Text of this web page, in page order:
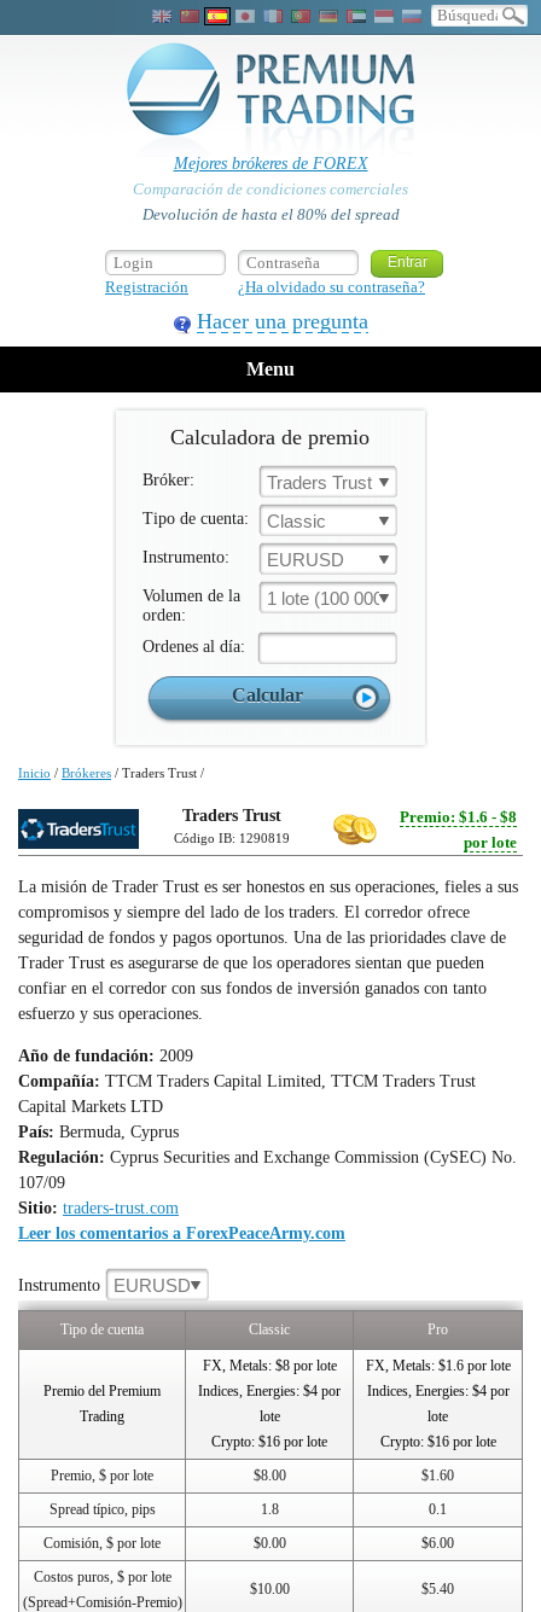
Mejores brókeres de FOREX
Comparación de condiciones comerciales
Devolución de hasta el 80% del spread
Registración ¿Ha olvidado su contraseña?
Hacer una pregunta
Menu
Calculadora de premio
Bróker: Traders Trust
Tipo de cuenta: Classic
Instrumento: EURUSD
Volumen de la
orden:
1 lote (100 000 un.)
Ordenes al día:
Inicio / Brókeres / Traders Trust /
Traders Trust
Código IB: 1290819
Premio: $1.6 - $8
por lote
La misión de Trader Trust es ser honestos en sus operaciones, fieles a sus
compromisos y siempre del lado de los traders. El corredor ofrece
seguridad de fondos y pagos oportunos. Una de las prioridades clave de
Trader Trust es asegurarse de que los operadores sientan que pueden
confiar en el corredor con sus fondos de inversión ganados con tanto
esfuerzo y sus operaciones.
Año de fundación: 2009
Compañía: TTCM Traders Capital Limited, TTCM Traders Trust
Capital Markets LTD
País: Bermuda, Cyprus
Regulación: Cyprus Securities and Exchange Commission (CySEC) No.
107/09
Sitio: traders-trust.com
Leer los comentarios a ForexPeaceArmy.com
Instrumento EURUSD
Tipo de cuenta Classic Pro
Premio del Premium
Trading
FX, Metals: $8 por lote
Indices, Energies: $4 por
lote
Crypto: $16 por lote
FX, Metals: $1.6 por lote
Indices, Energies: $4 por
lote
Crypto: $16 por lote
Premio, $ por lote
$8.00
$1.60
Spread típico, pips
1.8
0.1
Comisión, $ por lote
$0.00
$6.00
Costos puros, $ por lote
(Spread+Comisión-Premio)
$10.00 $5.40